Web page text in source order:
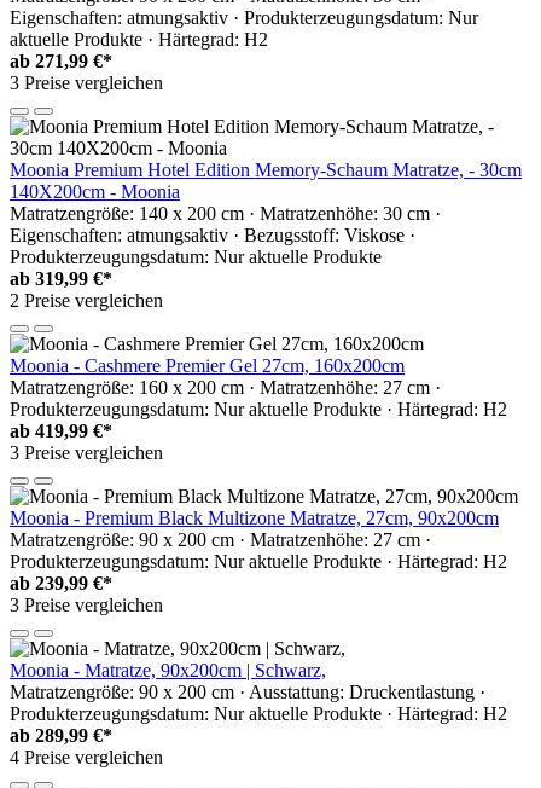
Eigenschaften: atmungsaktiv · Produkterzeugungsdatum: Nur
aktuelle Produkte · Härtegrad: H2
ab 271,99 €*
3 Preise vergleichen
Moonia Premium Hotel Edition Memory-Schaum Matratze, - 30cm
140X200cm - Moonia
Matratzengröße: 140 x 200 cm · Matratzenhöhe: 30 cm ·
Eigenschaften: atmungsaktiv · Bezugsstoff: Viskose ·
Produkterzeugungsdatum: Nur aktuelle Produkte
ab 319,99 €*
2 Preise vergleichen
Moonia - Cashmere Premier Gel 27cm, 160x200cm
Matratzengröße: 160 x 200 cm · Matratzenhöhe: 27 cm ·
Produkterzeugungsdatum: Nur aktuelle Produkte · Härtegrad: H2
ab 419,99 €*
3 Preise vergleichen
Moonia - Premium Black Multizone Matratze, 27cm, 90x200cm
Matratzengröße: 90 x 200 cm · Matratzenhöhe: 27 cm ·
Produkterzeugungsdatum: Nur aktuelle Produkte · Härtegrad: H2
ab 239,99 €*
3 Preise vergleichen
Moonia - Matratze, 90x200cm | Schwarz,
Matratzengröße: 90 x 200 cm · Ausstattung: Druckentlastung ·
Produkterzeugungsdatum: Nur aktuelle Produkte · Härtegrad: H2
ab 289,99 €*
4 Preise vergleichen